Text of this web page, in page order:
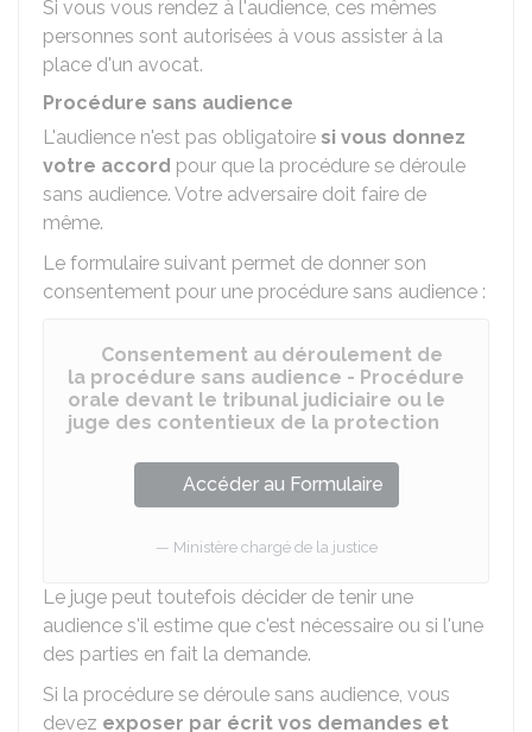
Si vous vous rendez à l'audience, ces mêmes
personnes sont autorisées à vous assister à la
place d'un avocat.
Procédure sans audience
L'audience n'est pas obligatoire si vous donnez
votre accord pour que la procédure se déroule
sans audience. Votre adversaire doit faire de
même.
Le formulaire suivant permet de donner son
consentement pour une procédure sans audience :
Consentement au déroulement de
la procédure sans audience - Procédure
orale devant le tribunal judiciaire ou le
juge des contentieux de la protection
Accéder au Formulaire
Ministère chargé de la justice
Le juge peut toutefois décider de tenir une
audience s'il estime que c'est nécessaire ou si l'une
des parties en fait la demande.
Si la procédure se déroule sans audience, vous
devez exposer par écrit vos demandes et